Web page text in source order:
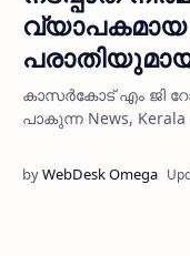
കാസര്‍കോട് എം ജി
പാകുന്ന News, Kerala